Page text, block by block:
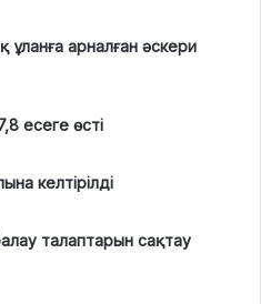
арналған әскери
есеге өсті
келтірілді
талаптарын сақтау